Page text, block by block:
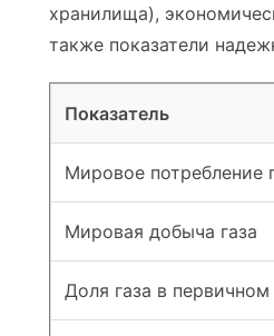
хранилища),
также показатели
Показатель
Мировое потребление
Мировая добыча газа
Доля газа в